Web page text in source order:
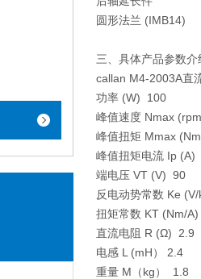
圆形法兰 (IMB14)
三、具体产品参数介
callan M4-2003A直
功率 (W) 100
峰值速度 Nmax
峰值扭矩 Mmax
峰值扭矩电流 Ip (A)
端电压 VT (V) 90
反电动势常数 Ke
扭矩常数 KT (Nm/
直流电阻 R (Ω) 2.9
电感 L (mH） 2.4
重量 M（kg） 1.8